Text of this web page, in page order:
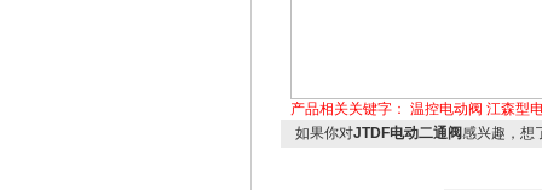
产品相关关键字： 温控电动阀 江森型
如果你对JTDF电动二通阀感兴趣，想